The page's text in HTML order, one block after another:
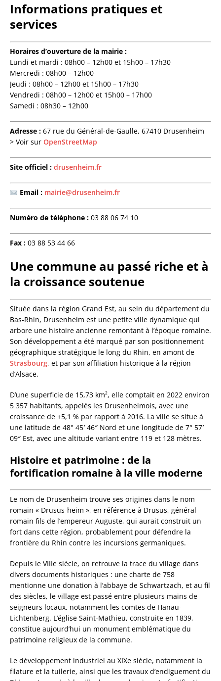
Informations pratiques et
services
Horaires d’ouverture de la mairie :
Lundi et mardi : 08h00 – 12h00 et 15h00 – 17h30
Mercredi : 08h00 – 12h00
Jeudi : 08h00 – 12h00 et 15h00 – 17h30
Vendredi : 08h00 – 12h00 et 15h00 – 17h00
Samedi : 08h30 – 12h00
Adresse : 67 rue du Général-de-Gaulle, 67410 Drusenheim
> Voir sur OpenStreetMap
Site officiel : drusenheim.fr
Email : mairie@drusenheim.fr
Numéro de téléphone : 03 88 06 74 10
Fax : 03 88 53 44 66
Une commune au passé riche et à
la croissance soutenue
Située dans la région Grand Est, au sein du département du
Bas-Rhin, Drusenheim est une petite ville dynamique qui
arbore une histoire ancienne remontant à l’époque romaine.
Son développement a été marqué par son positionnement
géographique stratégique le long du Rhin, en amont de
Strasbourg, et par son affiliation historique à la région
d’Alsace.
D’une superficie de 15,73 km², elle comptait en 2022 environ
5 357 habitants, appelés les Drusenheimois, avec une
croissance de +5,1 % par rapport à 2016. La ville se situe à
une latitude de 48° 45′ 46″ Nord et une longitude de 7° 57′
09″ Est, avec une altitude variant entre 119 et 128 mètres.
Histoire et patrimoine : de la
fortification romaine à la ville moderne
Le nom de Drusenheim trouve ses origines dans le nom
romain « Drusus-heim », en référence à Drusus, général
romain fils de l’empereur Auguste, qui aurait construit un
fort dans cette région, probablement pour défendre la
frontière du Rhin contre les incursions germaniques.
Depuis le VIIIe siècle, on retrouve la trace du village dans
divers documents historiques : une charte de 758
mentionne une donation à l’abbaye de Schwartzach, et au fil
des siècles, le village est passé entre plusieurs mains de
seigneurs locaux, notamment les comtes de Hanau-
Lichtenberg. L’église Saint-Mathieu, construite en 1839,
constitue aujourd’hui un monument emblématique du
patrimoine religieux de la commune.
Le développement industriel au XIXe siècle, notamment la
filature et la tuilerie, ainsi que les travaux d’endiguement du